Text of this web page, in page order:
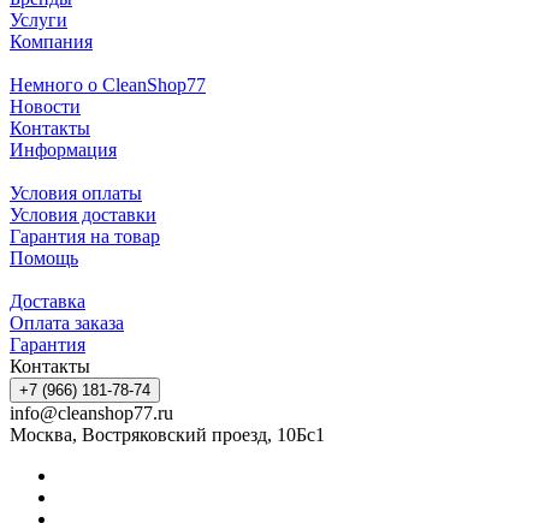
Услуги
Компания
Немного о CleanShop77
Новости
Контакты
Информация
Условия оплаты
Условия доставки
Гарантия на товар
Помощь
Доставка
Оплата заказа
Гарантия
Контакты
+7 (966) 181-78-74
info@cleanshop77.ru
Москва, Востряковский проезд, 10Бс1